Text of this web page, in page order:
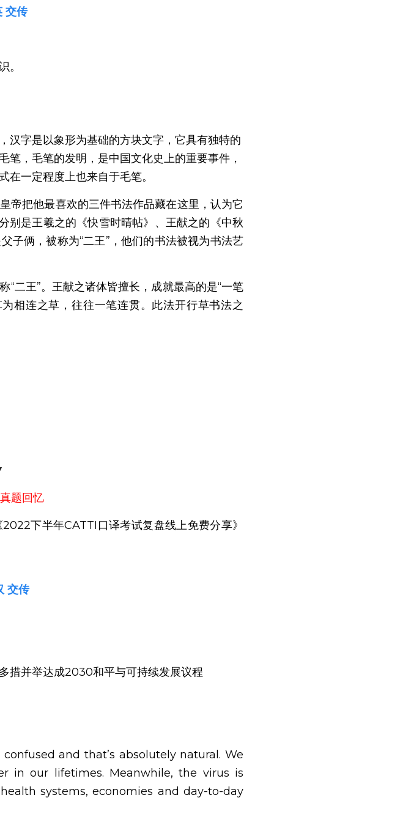
交传
。
汉字是以象形为基础的方块文字，它具有独特的
，毛笔的发明，是中国文化史上的重要事件，
一定程度上也来自于毛笔。
帝把他最喜欢的三件书法作品藏在这里，认为它
别是王羲之的《快雪时晴帖》、王献之的《中秋
子俩，被称为“二王”，他们的书法被视为书法艺
二王”。王献之诸体皆擅长，成就最高的是“一笔
相连之草，往往一笔连贯。此法开行草书法之
题回忆
2022下半年CATTI口译考试复盘线上免费分享》
交传
措并举达成2030和平与可持续发展议程
and that’s absolutely natural. We
in our lifetimes. Meanwhile, the virus is
systems, economies and day-to-day